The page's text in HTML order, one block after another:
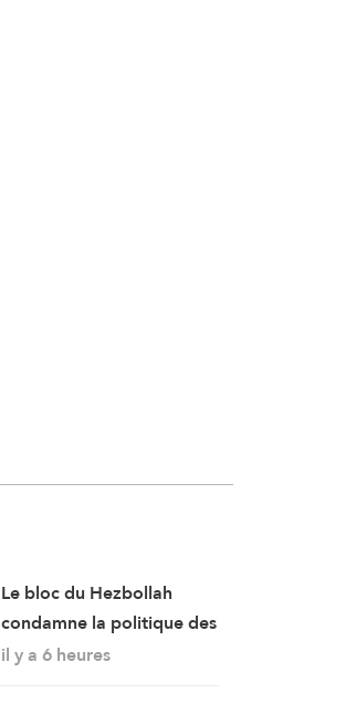
Le bloc du Hezbollah
condamne la politique des
autorités « persistant dans
il y a 6 heures